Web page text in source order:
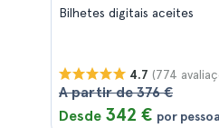
Bilhetes digitais aceites
4.7 (774
A partir de 376 €
Desde 342 € por pessoa